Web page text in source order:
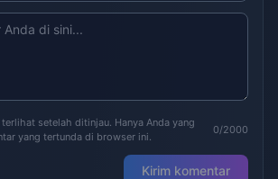
setelah ditinjau. Hanya Anda yang
yang tertunda di browser ini.
0/2000
Kirim komentar